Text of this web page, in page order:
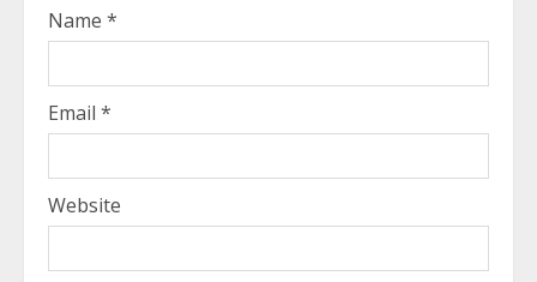
Name *
Email *
Website